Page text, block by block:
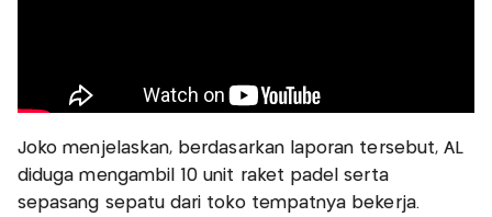
Joko menjelaskan, berdasarkan laporan tersebut, AL
diduga mengambil 10 unit raket padel serta
sepasang sepatu dari toko tempatnya bekerja.